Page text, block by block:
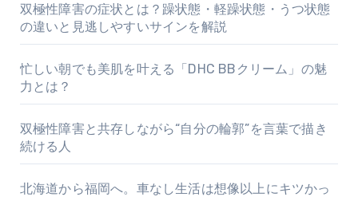
双極性障害の症状とは？躁状態・軽躁状態・うつ状態
の違いと見逃しやすいサインを解説
忙しい朝でも美肌を叶える「DHC BBクリーム」の魅
力とは？
双極性障害と共存しながら“自分の輪郭”を言葉で描き
続ける人
北海道から福岡へ。車なし生活は想像以上にキツかっ